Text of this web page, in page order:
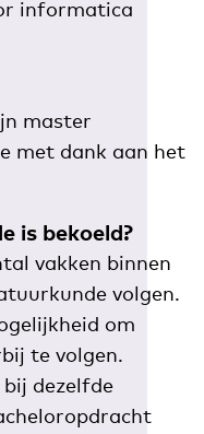
informatica
master
met dank aan het
is bekoeld?
vakken binnen
volgen.
om
te volgen.
dezelfde